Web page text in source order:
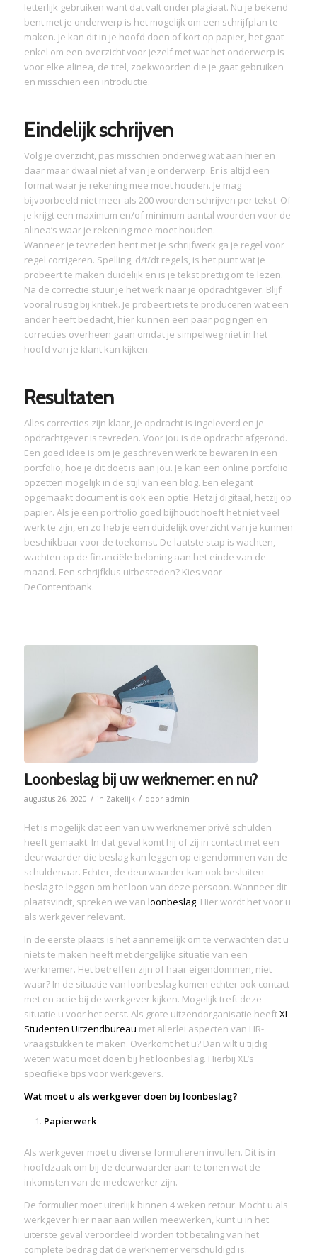
letterlijk gebruiken want dat valt onder plagiaat. Nu je bekend
bent met je onderwerp is het mogelijk om een schrijfplan te
maken. Je kan dit in je hoofd doen of kort op papier, het gaat
enkel om een overzicht voor jezelf met wat het onderwerp is
voor elke alinea, de titel, zoekwoorden die je gaat gebruiken
en misschien een introductie.
Eindelijk schrijven
Volg je overzicht, pas misschien onderweg wat aan hier en
daar maar dwaal niet af van je onderwerp. Er is altijd een
format waar je rekening mee moet houden. Je mag
bijvoorbeeld niet meer als 200 woorden schrijven per tekst. Of
je krijgt een maximum en/of minimum aantal woorden voor de
alinea’s waar je rekening mee moet houden.
Wanneer je tevreden bent met je schrijfwerk ga je regel voor
regel corrigeren. Spelling, d/t/dt regels, is het punt wat je
probeert te maken duidelijk en is je tekst prettig om te lezen.
Na de correctie stuur je het werk naar je opdrachtgever. Blijf
vooral rustig bij kritiek. Je probeert iets te produceren wat een
ander heeft bedacht, hier kunnen een paar pogingen en
correcties overheen gaan omdat je simpelweg niet in het
hoofd van je klant kan kijken.
Resultaten
Alles correcties zijn klaar, je opdracht is ingeleverd en je
opdrachtgever is tevreden. Voor jou is de opdracht afgerond.
Een goed idee is om je geschreven werk te bewaren in een
portfolio, hoe je dit doet is aan jou. Je kan een online portfolio
opzetten mogelijk in de stijl van een blog. Een elegant
opgemaakt document is ook een optie. Hetzij digitaal, hetzij op
papier. Als je een portfolio goed bijhoudt hoeft het niet veel
werk te zijn, en zo heb je een duidelijk overzicht van je kunnen
beschikbaar voor de toekomst. De laatste stap is wachten,
wachten op de financiële beloning aan het einde van de
maand. Een schrijfklus uitbesteden? Kies voor
DeContentbank.
Loonbeslag bij uw werknemer: en nu?
augustus 26, 2020 / in Zakelijk / door admin
Het is mogelijk dat een van uw werknemer privé schulden
heeft gemaakt. In dat geval komt hij of zij in contact met een
deurwaarder die beslag kan leggen op eigendommen van de
schuldenaar. Echter, de deurwaarder kan ook besluiten
beslag te leggen om het loon van deze persoon. Wanneer dit
plaatsvindt, spreken we van loonbeslag. Hier wordt het voor u
als werkgever relevant.
In de eerste plaats is het aannemelijk om te verwachten dat u
niets te maken heeft met dergelijke situatie van een
werknemer. Het betreffen zijn of haar eigendommen, niet
waar? In de situatie van loonbeslag komen echter ook contact
met en actie bij de werkgever kijken. Mogelijk treft deze
situatie u voor het eerst. Als grote uitzendorganisatie heeftXL
Studenten Uitzendbureau met allerlei aspecten van HR-
vraagstukken te maken. Overkomt het u? Dan wilt u tijdig
weten wat u moet doen bij het loonbeslag. Hierbij XL’s
specifieke tips voor werkgevers.
Wat moet u als werkgever doen bij loonbeslag?
Papierwerk
Als werkgever moet u diverse formulieren invullen. Dit is in
hoofdzaak om bij de deurwaarder aan te tonen wat de
inkomsten van de medewerker zijn.
De formulier moet uiterlijk binnen 4 weken retour. Mocht u als
werkgever hier naar aan willen meewerken, kunt u in het
uiterste geval veroordeeld worden tot betaling van het
complete bedrag dat de werknemer verschuldigd is.